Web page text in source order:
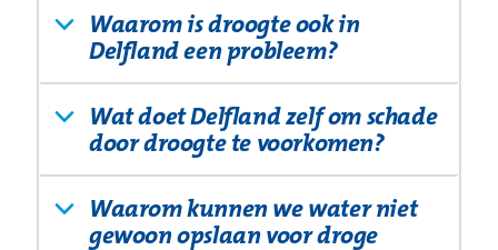
Waarom is droogte ook in
Delfland een probleem?
Wat doet Delfland zelf om schade
door droogte te voorkomen?
Waarom kunnen we water niet
gewoon opslaan voor droge